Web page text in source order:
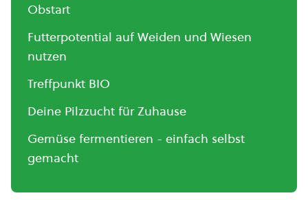
Obstart
Futterpotential auf Weiden und Wiesen
nutzen
Treffpunkt BIO
Deine Pilzzucht für Zuhause
Gemüse fermentieren - einfach selbst
gemacht